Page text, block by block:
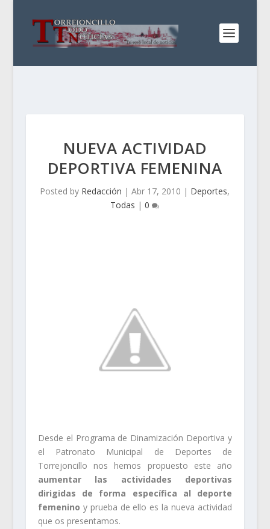
NUEVA ACTIVIDAD
DEPORTIVA FEMENINA
Posted by Redacción |Abr 17, 2010 | Deportes,
Todas |0
Desde el Programa de Dinamización Deportiva y
el Patronato Municipal de Deportes de
Torrejoncillo nos hemos propuesto este año
aumentar las actividades deportivas
dirigidas de forma específica al deporte
femenino y prueba de ello es la nueva actividad
que os presentamos.